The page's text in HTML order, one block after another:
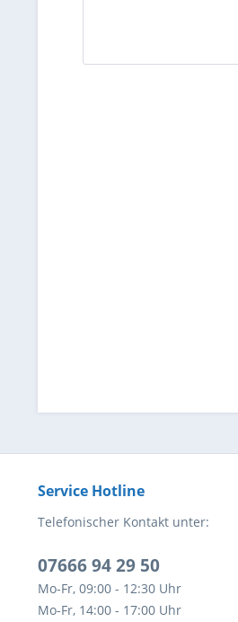
Service Hotline
Telefonischer Kontakt unter:
07666 94 29 50
Mo-Fr, 09:00 - 12:30 Uhr
Mo-Fr, 14:00 - 17:00 Uhr